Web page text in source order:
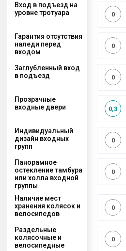
Вход в подъезд на
уровне тротуара
0
Гарантия отсутствия
наледи перед
входом
0
Заглубленный вход
в подъезд
0
Прозрачные
входные двери
0,3
Индивидуальный
дизайн входных
групп
0
Панорамное
остекление тамбура
или холла входной
группы
0
Наличие мест
хранения колясок и
велосипедов
0
Раздельные
колясочные и
велосипедные
0